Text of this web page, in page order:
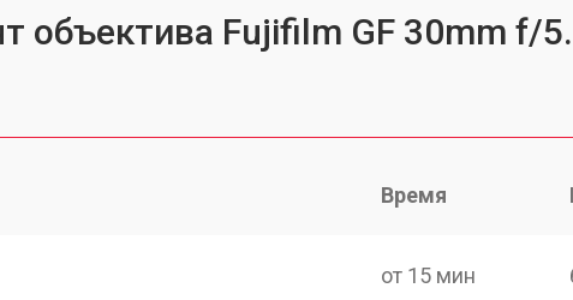
объектива Fujifilm GF 30mm f/
Время
от 15 мин